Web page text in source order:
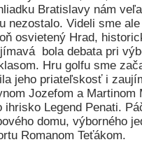
Bratislavy nám veľa
nezostalo. Videli sme ale
osvietený Hrad,
bola debata pri
Hru golfu sme
jeho priateľskosť i
Jozefom a Martinom
ihrisko Legend Penati.
domu, výborného
Romanom Teťákom.